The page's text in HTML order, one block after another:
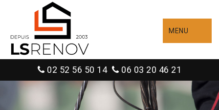
MENU
02 52 56 50 14 06 03 20 46 21